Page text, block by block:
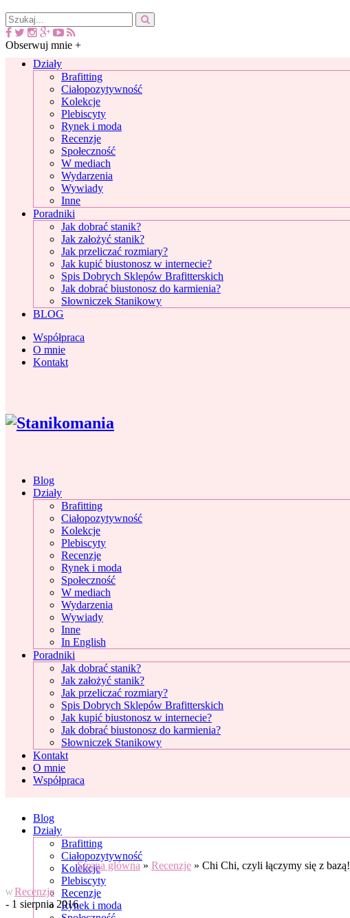
Obserwuj mnie +
Działy
Brafitting
Ciałopozytywność
Kolekcje
Plebiscyty
Rynek i moda
Recenzje
Społeczność
W mediach
Wydarzenia
Wywiady
Inne
Poradniki
Jak dobrać stanik?
Jak założyć stanik?
Jak przeliczać rozmiary?
Jak kupić biustonosz w internecie?
Spis Dobrych Sklepów Brafitterskich
Jak dobrać biustonosz do karmienia?
Słowniczek Stanikowy
BLOG
Współpraca
O mnie
Kontakt
Blog
Działy
Brafitting
Ciałopozytywność
Kolekcje
Plebiscyty
Recenzje
Rynek i moda
Społeczność
W mediach
Wydarzenia
Wywiady
Inne
In English
Poradniki
Jak dobrać stanik?
Jak założyć stanik?
Jak przeliczać rozmiary?
Spis Dobrych Sklepów Brafitterskich
Jak kupić biustonosz w internecie?
Jak dobrać biustonosz do karmienia?
Słowniczek Stanikowy
Kontakt
O mnie
Współpraca
Blog
Działy
Brafitting
Ciałopozytywność
Kolekcje
Plebiscyty
Recenzje
Rynek i moda
Strona główna » Recenzje » Chi Chi, czyli łączymy się z bazą!
W Recenzje
- 1 sierpnia 2016